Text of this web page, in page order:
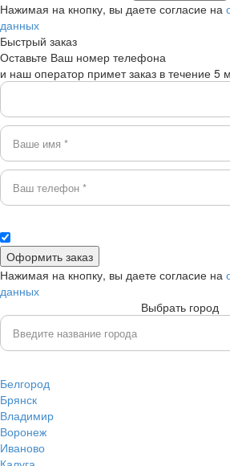
Нажимая на кнопку, вы даете согласие на
данных
Быстрый заказ
Оставьте Ваш номер телефона
и наш оператор примет заказ в течение 5
Нажимая на кнопку, вы даете согласие на
данных
Выбрать город
Белгород
Брянск
Владимир
Воронеж
Иваново